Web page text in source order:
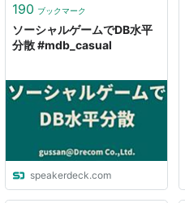
190 ブックマーク
ソーシャルゲームでDB水平
分散 #mdb_casual
speakerdeck.com